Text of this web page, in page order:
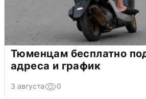
Тюменцам бесплатно
адреса и график
3 августа 0